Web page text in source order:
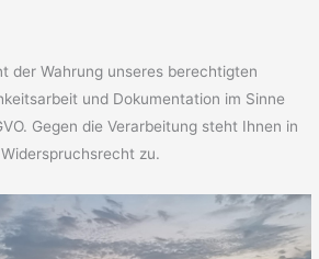
der Wahrung unseres berechtigten
und Dokumentation im Sinne
Gegen die Verarbeitung steht Ihnen in
zu.